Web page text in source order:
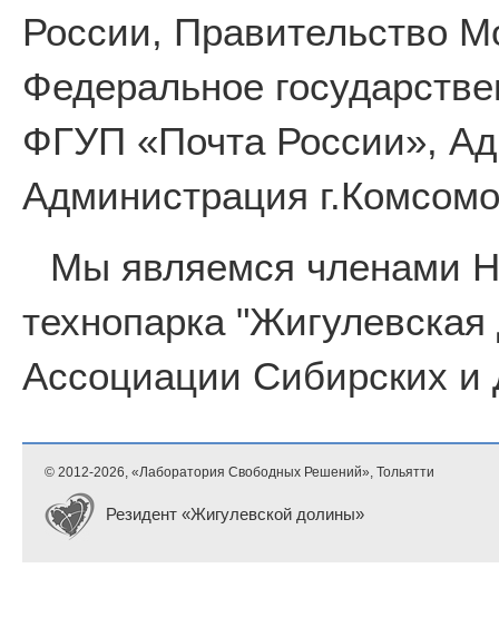
России, Правительство
Федеральное
ФГУП «Почта России»,
Администрация
Мы являемся членами
технопарка
Ассоциации Сибирских и
© 2012-2026, «Лаборатория Свободных Решений», Тольятти
Резидент «Жигулевской долины»